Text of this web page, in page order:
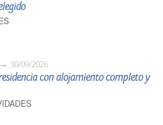
30/09/2026
con alojamiento completo y